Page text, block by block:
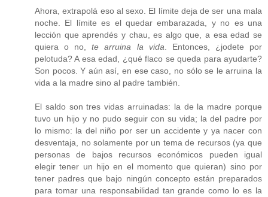
Ahora, extrapolá eso al sexo. El límite deja de ser una mala
noche. El límite es el quedar embarazada, y no es una
lección que aprendés y chau, es algo que, a esa edad se
quiera o no,te arruina la vida . Entonces, ¿jodete por
pelotuda? A esa edad, ¿qué flaco se queda para ayudarte?
Son pocos. Y aún así, en ese caso, no sólo se le arruina la
vida a la madre sino al padre también.
El saldo son tres vidas arruinadas: la de la madre porque
tuvo un hijo y no pudo seguir con su vida; la del padre por
lo mismo: la del niño por ser un accidente y ya nacer con
desventaja, no solamente por un tema de recursos (ya que
personas de bajos recursos económicos pueden igual
elegir tener un hijo en el momento que quieran) sino por
tener padres que bajo ningún concepto están preparados
para tomar una responsabilidad tan grande como lo es la